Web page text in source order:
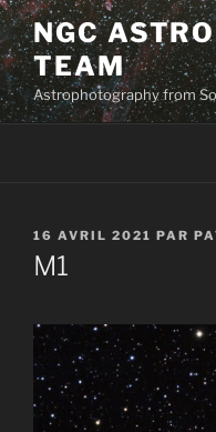
Aller
au
contenu
principal
NGC
TEAM
Astrophotography from
PUBLIÉ
LE
16 AVRIL 2021 PAR
M1